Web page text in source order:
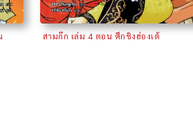
สามก๊ก เล่ม 4 ตอน ศึกชิงฮ่องเต้